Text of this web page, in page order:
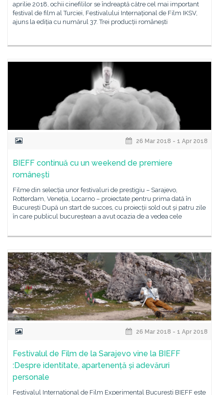
aprilie 2018, ochii cinefililor se îndreaptă către cel mai important
festival de film al Turciei, Festivalului Internațional de Film IKSV,
ajuns la ediția cu numărul 37. Trei producții românești
26 Mar 2018 - 1 Apr 2018
BIEFF continuă cu un weekend de premiere
românești
Filme din selecția unor festivaluri de prestigiu – Sarajevo,
Rotterdam, Veneția, Locarno – proiectate pentru prima dată în
București După un start de succes, cu proiecții sold out și patru zile
în care publicul bucureștean a avut ocazia de a vedea cele
26 Mar 2018 - 1 Apr 2018
Festivalul de Film de la Sarajevo vine la BIEFF
:Despre identitate, apartenență și adevăruri
personale
Festivalul Internațional de Film Experimental București BIEFF este